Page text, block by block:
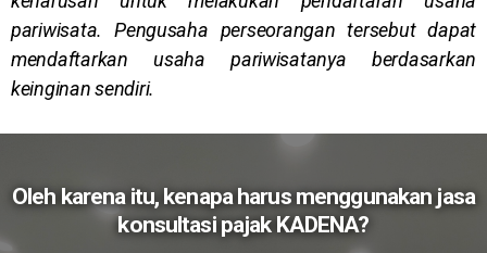
pariwisata. Pengusaha perseorangan tersebut dapat
mendaftarkan usaha pariwisatanya berdasarkan
keinginan sendiri.
Oleh karena itu, kenapa harus menggunakan jasa
konsultasi pajak KADENA?